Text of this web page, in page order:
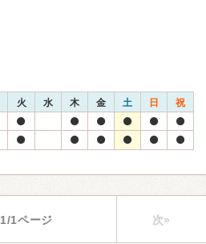
火 水 木 金 土 日 祝
1/1ページ 次»